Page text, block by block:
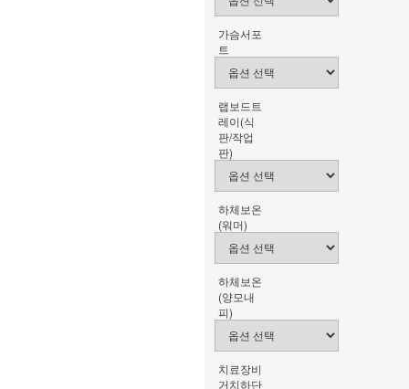
가슴서포
트
랩보드트
레이(식
판/작업
판)
하체보온
(워머)
하체보온
(양모내
피)
치료장비
거치하단